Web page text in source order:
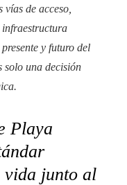
de acceso,
infraestructura
y futuro del
una decisión
Playa
vida junto al